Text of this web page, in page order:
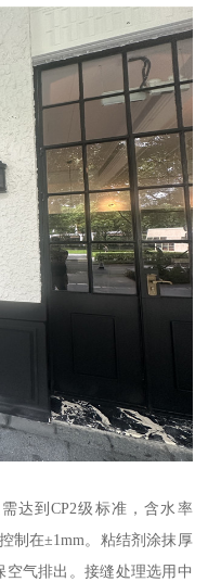
达到CP2级标准，含水率
制在±1mm。粘结剂涂抹厚
空气排出。接缝处理选用中